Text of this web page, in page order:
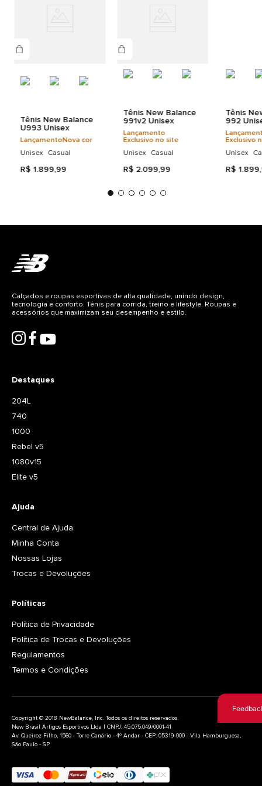
Logo “N” com detalhes em baixo-relevo;
Logo “v2” bordado na língua;
Peso: 442,7 g (15,6 oz).
Tênis New Balance
U993 Unisex
LançamentoNova cor
Unisex Casual
R$ 1.899,99
Tênis New Balance
991v2 Unisex
Lançamento
Exclusivo no site
Unisex Casual
R$ 2.099,99
Tênis
992
Exclusivo
Unisex
R$ 1.899,
Destaques
204L
740
1000
Rebel v5
1080v15
Elite v5
Ajuda
Central de Ajuda
Minha Conta
Nossas Lojas
Trocas e Devoluções
Políticas
Política de Privacidade
Política de Trocas e Devoluções
Regulamentos
Termos e Condições
Calçados e roupas esportivas de alta qualidade, unindo design,
tecnologia e conforto. Tênis para corrida, treino e lifestyle. Roupas e
acessórios que maximizam seu desempenho e estilo.
Copyright © 2018 NewBalance, Inc. Todos os direitos reservados.
New Brasil Artigos Esportivos Ltda | CNPJ: 45.075.049/0001-41
Av. Queiroz Filho, 1560 - Torre Canário - 4º Andar - CEP: 05319-000 - Vila Hamburguesa,
São Paulo - SP